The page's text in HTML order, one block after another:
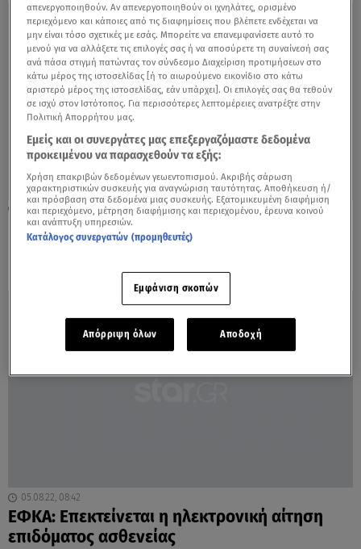
25.11.22, 16:01
Επίδομα ασθενείας – ατυχήματος:
Επεκτείνεται η ηλεκτρονική αίτηση
05.08.22, 08:42
ΕΦΚΑ: Επεκτείνεται η ηλεκτρονική αίτηση
επιδόματος ασθενείας
απενεργοποιηθούν. Αν απενεργοποιηθούν οι ιχνηλάτες, ορισμένο
περιεχόμενο και κάποιες από τις διαφημίσεις που βλέπετε ενδέχεται να
μην είναι τόσο σχετικές με εσάς. Μπορείτε να επανεμφανίσετε αυτό το
μενού για να αλλάξετε τις επιλογές σας ή να αποσύρετε τη συναίνεσή σας
ανά πάσα στιγμή πατώντας τον σύνδεσμο Διαχείριση προτιμήσεων στο
κάτω μέρος της ιστοσελίδας [ή το αιωρούμενο εικονίδιο στο κάτω
αριστερό μέρος της ιστοσελίδας, εάν υπάρχει]. Οι επιλογές σας θα τεθούν
σε ισχύ στον Ιστότοπος. Για περισσότερες λεπτομέρειες ανατρέξτε στην
Πολιτική Απορρήτου μας.
Εμείς και οι συνεργάτες μας επεξεργαζόμαστε δεδομένα
προκειμένου να παρασχεθούν τα εξής:
Χρήση επακριβών δεδομένων γεωεντοπισμού. Ακριβής σάρωση
χαρακτηριστικών συσκευής για αναγνώριση ταυτότητας. Αποθήκευση ή/
και πρόσβαση στα δεδομένα μιας συσκευής. Εξατομικευμένη διαφήμιση
και περιεχόμενο, μέτρηση διαφήμισης και περιεχομένου, έρευνα κοινού
και ανάπτυξη υπηρεσιών.
Κατάλογος συνεργατών (προμηθευτές)
Εμφάνιση σκοπών
Απόρριψη όλων Αποδοχή